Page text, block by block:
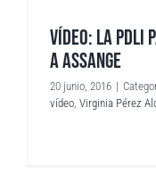
VÍDEO: LA PDLI
A ASSANGE
20 junio, 2016 |
vídeo, Virginia Pérez